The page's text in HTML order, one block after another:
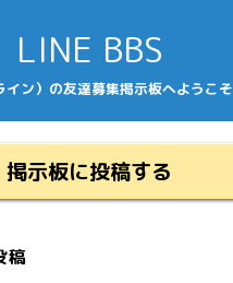
LINE BBS
イン）の友達募集掲示板へようこそ
掲示板に投稿する
稿